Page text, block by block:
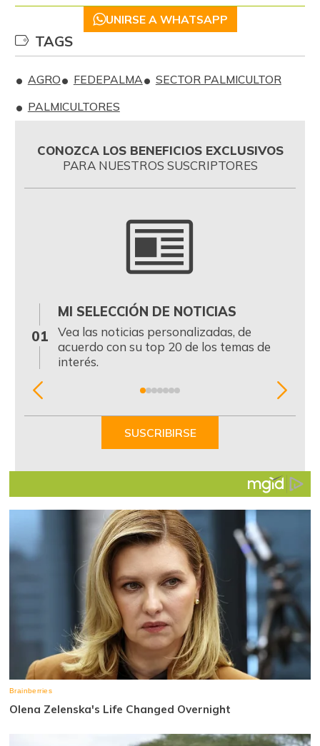
UNIRSE A WHATSAPP
TAGS
AGRO FEDEPALMA
SECTOR PALMICULTOR
PALMICULTORES
CONOZCA LOS BENEFICIOS EXCLUSIVOS
PARA NUESTROS SUSCRIPTORES
01
MI SELECCIÓN DE NOTICIAS
Vea las noticias personalizadas, de
acuerdo con su top 20 de los temas de
interés.
Item
SUSCRIBIRSE